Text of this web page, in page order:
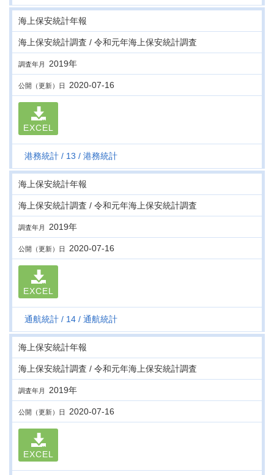
海上保安統計年報
海上保安統計調査 / 令和元年海上保安統計調査
調査年月 2019年
公開（更新）日 2020-07-16
EXCEL
港務統計 13 港務統計
海上保安統計年報
海上保安統計調査 / 令和元年海上保安統計調査
調査年月 2019年
公開（更新）日 2020-07-16
EXCEL
通航統計 14 通航統計
海上保安統計年報
海上保安統計調査 / 令和元年海上保安統計調査
調査年月 2019年
公開（更新）日 2020-07-16
EXCEL